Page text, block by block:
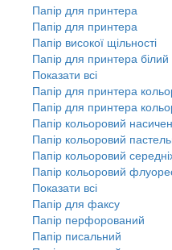
Папір для принтера
Папір для принтера
Папір високої щільності
Папір для принтера білий
Показати всі
Папір для принтера
Папір для принтера
Папір кольоровий
Папір кольоровий
Папір кольоровий
Папір кольоровий
Показати всі
Папір для факсу
Папір перфорований
Папір писальний